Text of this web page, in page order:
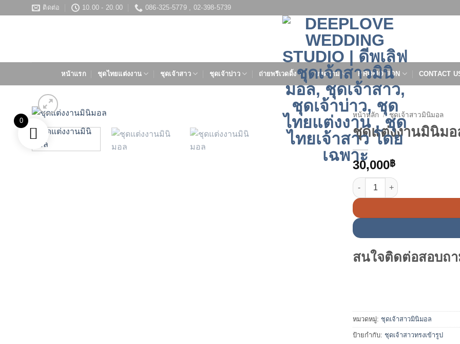
ติดต่อ 10.00 - 20.00 086-325-5779 , 02-398-5739
หน้าแรก ชุดไทยแต่งงาน ชุดเจ้าสาว ชุดเจ้าบ่าว ถ่ายพรีเวดดิ้ง บทความ PROMOTION CONTACT
หน้าหลัก / ชุดเจ้าสาวมินิมอล
ชุดแต่งงานมินิมอ
30,000฿
จำนวน ชุดแต่งงานมินิมอล ทรงเ
สนใจติดต่อสอบถ
หมวดหมู่: ชุดเจ้าสาวมินิมอล
ป้ายกำกับ: ชุดเจ้าสาวทรงเข้ารูป
0